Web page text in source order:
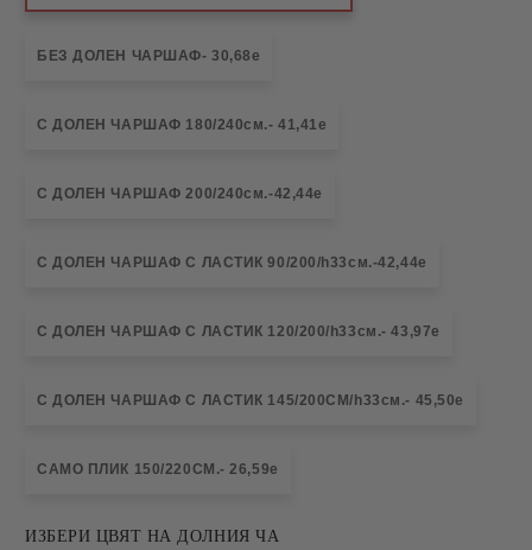
БЕЗ ДОЛЕН ЧАРШАФ- 30,68e
С ДОЛЕН ЧАРШАФ 180/240см.- 41,41e
С ДОЛЕН ЧАРШАФ 200/240см.-42,44e
С ДОЛЕН ЧАРШАФ С ЛАСТИК 90/200/h33см.-42,44e
С ДОЛЕН ЧАРШАФ С ЛАСТИК 120/200/h33см.- 43,97e
С ДОЛЕН ЧАРШАФ С ЛАСТИК 145/200СМ/h33см.- 45,50e
САМО ПЛИК 150/220СМ.- 26,59e
ИЗБЕРИ ЦВЯТ НА ДОЛНИЯ ЧА